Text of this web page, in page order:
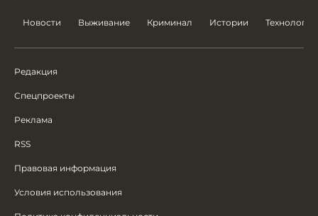
Новости Выживание Криминал Истории Технологии
Редакция
Спецпроекты
Реклама
RSS
Правовая информация
Условия использования